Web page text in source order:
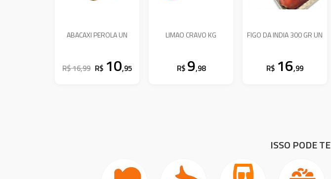
ABACAXI PEROLA UN
R$ 16,99 R$ 10,95
LIMAO CRAVO KG
R$ 9,98
FIGO DA INDIA 300 GR UN
R$ 16,99
ISSO PODE